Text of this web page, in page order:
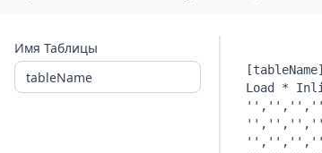
Имя Таблицы